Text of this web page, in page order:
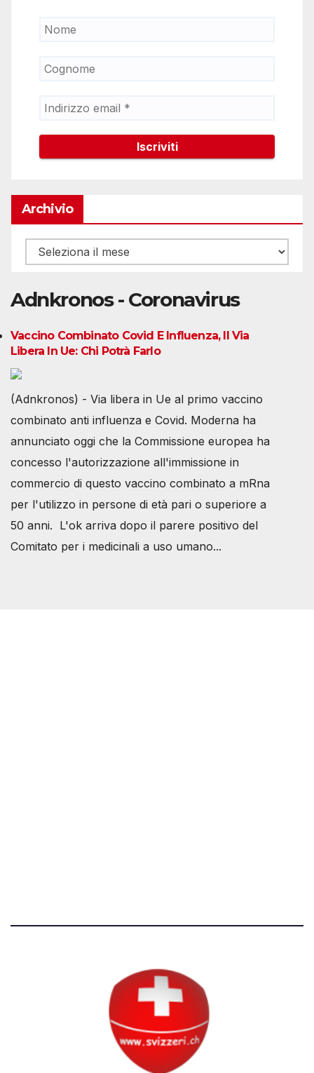
Archivio
Archivio
Adnkronos - Coronavirus
Vaccino Combinato Covid E Influenza, Il Via
Libera In Ue: Chi Potrà Farlo
(Adnkronos) - Via libera in Ue al primo vaccino
combinato anti influenza e Covid. Moderna ha
annunciato oggi che la Commissione europea ha
concesso l'autorizzazione all'immissione in
commercio di questo vaccino combinato a mRna
per l'utilizzo in persone di età pari o superiore a
50 anni. L'ok arriva dopo il parere positivo del
Comitato per i medicinali a uso umano...